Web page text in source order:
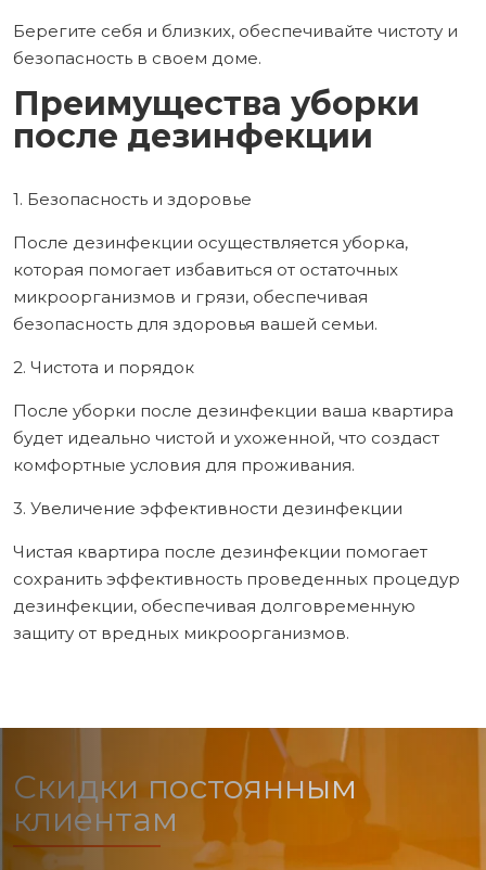
Берегите себя и близких, обеспечивайте чистоту и
безопасность в своем доме.
Преимущества уборки
после дезинфекции
1. Безопасность и здоровье
После дезинфекции осуществляется уборка,
которая помогает избавиться от остаточных
микроорганизмов и грязи, обеспечивая
безопасность для здоровья вашей семьи.
2. Чистота и порядок
После уборки после дезинфекции ваша квартира
будет идеально чистой и ухоженной, что создаст
комфортные условия для проживания.
3. Увеличение эффективности дезинфекции
Чистая квартира после дезинфекции помогает
сохранить эффективность проведенных процедур
дезинфекции, обеспечивая долговременную
защиту от вредных микроорганизмов.
Скидки постоянным
клиентам